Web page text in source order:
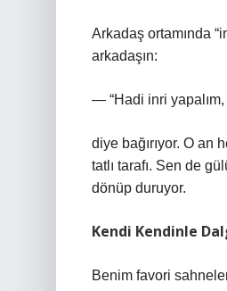
Arkadaş ortamında
arkadaşın:
— “Hadi inri yapalım,
diye bağırıyor. O an
tatlı tarafı. Sen de
dönüp duruyor.
Kendi Kendinle
Benim favori